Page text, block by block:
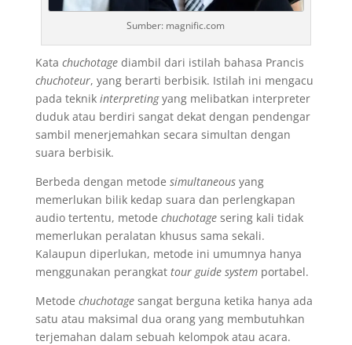
Sumber: magnific.com
Kata chuchotage diambil dari istilah bahasa Prancis
chuchoteur, yang berarti berbisik. Istilah ini mengacu
pada teknik interpretingyang melibatkan interpreter
duduk atau berdiri sangat dekat dengan pendengar
sambil menerjemahkan secara simultan dengan
suara berbisik.
Berbeda dengan metode simultaneous yang
memerlukan bilik kedap suara dan perlengkapan
audio tertentu, metode chuchotage sering kali tidak
memerlukan peralatan khusus sama sekali.
Kalaupun diperlukan, metode ini umumnya hanya
menggunakan perangkat tour guide systemportabel.
Metode chuchotage sangat berguna ketika hanya ada
satu atau maksimal dua orang yang membutuhkan
terjemahan dalam sebuah kelompok atau acara.